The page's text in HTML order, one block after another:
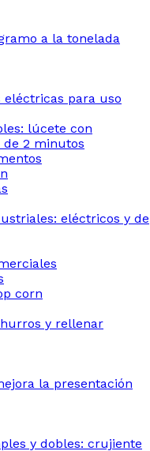
a la tonelada
eléctricas para uso
lúcete con
de 2 minutos
eléctricos y de
corn
y rellenar
la presentación
y dobles: crujiente